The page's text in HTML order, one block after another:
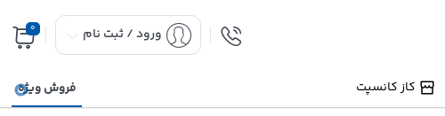
ورود / ثبت نام 0
کاز کانسپت فروش ویژه